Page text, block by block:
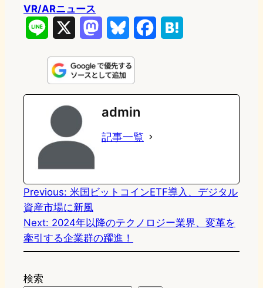
VR/ARニュース
n
e
s
t
o
d
n
u
e
s
k
e
k
e
admin
記事一覧
Previous: 米国ビットコインETF導入、デジタル
資産市場に新風
Next: 2024年以降のテクノロジー業界、変革を
牽引する企業群の躍進！
検索